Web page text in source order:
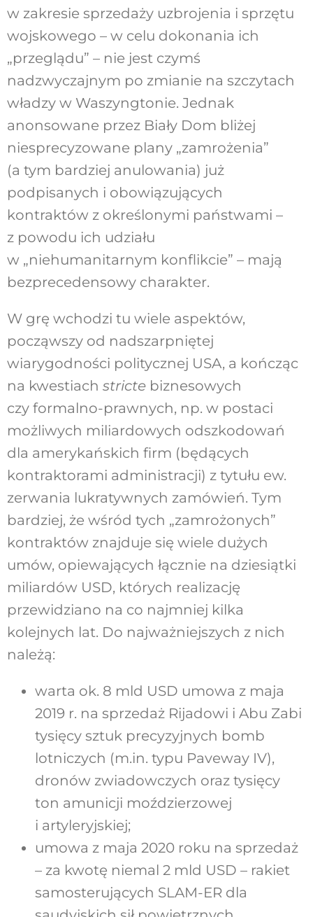
w zakresie sprzedaży uzbrojenia i sprzętu
wojskowego – w celu dokonania ich
„przeglądu” – nie jest czymś
nadzwyczajnym po zmianie na szczytach
władzy w Waszyngtonie. Jednak
anonsowane przez Biały Dom bliżej
niesprecyzowane plany „zamrożenia”
(a tym bardziej anulowania) już
podpisanych i obowiązujących
kontraktów z określonymi państwami –
z powodu ich udziału
w „niehumanitarnym konflikcie” – mają
bezprecedensowy charakter.
W grę wchodzi tu wiele aspektów,
począwszy od nadszarpniętej
wiarygodności politycznej USA, a kończąc
na kwestiach strictebiznesowych
czy formalno-prawnych, np. w postaci
możliwych miliardowych odszkodowań
dla amerykańskich firm (będących
kontraktorami administracji) z tytułu ew.
zerwania lukratywnych zamówień. Tym
bardziej, że wśród tych „zamrożonych”
kontraktów znajduje się wiele dużych
umów, opiewających łącznie na dziesiątki
miliardów USD, których realizację
przewidziano na co najmniej kilka
kolejnych lat. Do najważniejszych z nich
należą:
warta ok. 8 mld USD umowa z maja
2019 r. na sprzedaż Rijadowi i Abu Zabi
tysięcy sztuk precyzyjnych bomb
lotniczych (m.in. typu Paveway IV),
dronów zwiadowczych oraz tysięcy
ton amunicji moździerzowej
i artyleryjskiej;
umowa z maja 2020 roku na sprzedaż
– za kwotę niemal 2 mld USD – rakiet
samosterujących SLAM-ER dla